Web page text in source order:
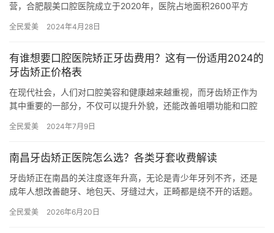
营，合肥靓美口腔医院成立于2020年，医院占地面积2600平方
外科…
全民爱美 2024年4月28日
有谁想要口腔医院矫正牙齿费用？这有一份适用2024的
牙齿矫正价格表
在现代社会，人们对口腔美容和健康越来越重视，而牙齿矫正作为
其中重要的一部分，不仅可以提升外貌，还能改善咀嚼功能和口腔
素。那…
全民爱美 2024年7月9日
南昌牙齿矫正医院怎么选？各类牙套收费解读
牙齿矫正在南昌的关注度逐年升高，无论是青少年牙列不齐，还是
成年人想改善龅牙、地包天、牙缝过大，正畸都是绕不开的话题。
形、舌侧…
全民爱美 2026年6月20日